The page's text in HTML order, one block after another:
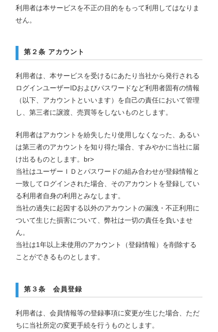
利用者は本サービスを不正の目的をもって利用してはなりま
せん。
第２条 アカウント
利用者は、本サービスを受けるにあたり当社から発行される
ログインユーザーIDおよびパスワードなど利用者固有の情報
（以下、アカウントといいます）を自己の責任において管理
し、第三者に譲渡、売買等をしないものとします。
利用者はアカウントを紛失したり使用しなくなった、あるい
は第三者のアカウントを知り得た場合、すみやかに当社に届
け出るものとします。br>
当社はユーザーＩＤとパスワードの組み合わせが登録情報と
一致してログインされた場合、そのアカウントを登録してい
る利用者自身の利用とみなします。
当社の過失に起因する以外のアカウントの漏洩・不正利用に
ついて生じた損害について、弊社は一切の責任を負いませ
ん。
当社は1年以上未使用のアカウント（登録情報）を削除する
ことができるものとします。
第３条 会員登録
利用者は、会員情報等の登録事項に変更が生じた場合、ただ
ちに当社所定の変更手続を行うものとします。